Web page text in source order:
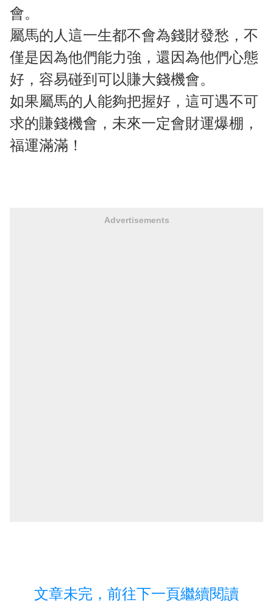
會。
屬馬的人這一生都不會為錢財發愁，不
僅是因為他們能力強，還因為他們心態
好，容易碰到可以賺大錢機會。
如果屬馬的人能夠把握好，這可遇不可
求的賺錢機會，未來一定會財運爆棚，
福運滿滿！
Advertisements
文章未完，前往下一頁繼續閱讀